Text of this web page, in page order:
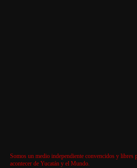
Somos un medio independiente convencidos y libres
acontecer de Yucatán y el Mundo.